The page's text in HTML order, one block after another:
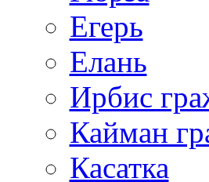
Егерь
Елань
Ирбис
Кайман
Касатка